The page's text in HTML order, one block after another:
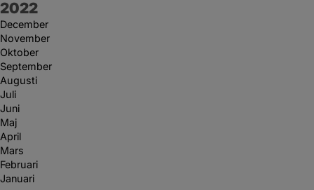
År:
2022
December
November
Oktober
September
Augusti
Juli
Juni
Maj
April
Mars
Februari
Januari